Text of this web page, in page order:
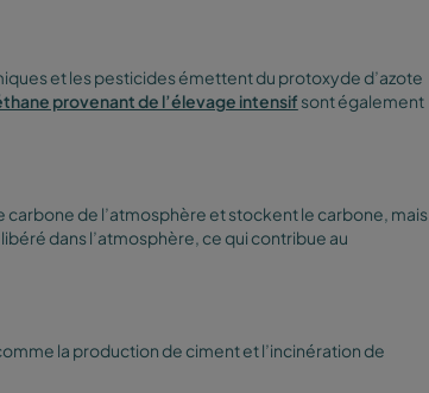
et les pesticides émettent du protoxyde d’azote
provenant de l’élevage intensif sont également
de l’atmosphère et stockent le carbone, mais
dans l’atmosphère, ce qui contribue au
la production de ciment et l’incinération de